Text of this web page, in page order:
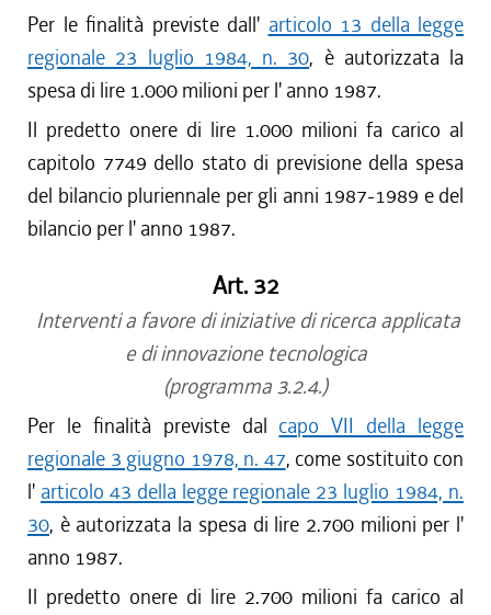
Per le finalità previste dall' articolo 13 della legge
regionale 23 luglio 1984, n. 30, è autorizzata la
spesa di lire 1.000 milioni per l' anno 1987.
Il predetto onere di lire 1.000 milioni fa carico al
capitolo 7749 dello stato di previsione della spesa
del bilancio pluriennale per gli anni 1987-1989 e del
bilancio per l' anno 1987.
Art. 32
Interventi a favore di iniziative di ricerca applicata
e di innovazione tecnologica
(programma 3.2.4.)
Per le finalità previste dal capo VII della legge
regionale 3 giugno 1978, n. 47, come sostituito con
l' articolo 43 della legge regionale 23 luglio 1984, n.
30, è autorizzata la spesa di lire 2.700 milioni per l'
anno 1987.
Il predetto onere di lire 2.700 milioni fa carico al